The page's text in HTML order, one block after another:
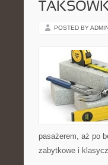
POSTED BY
pasażerem, aż po
zabytkowe i